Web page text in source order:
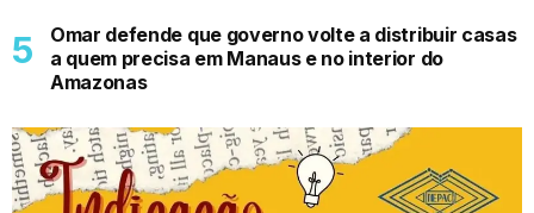
Omar defende que governo volte a distribuir casas
a quem precisa em Manaus e no interior do
Amazonas